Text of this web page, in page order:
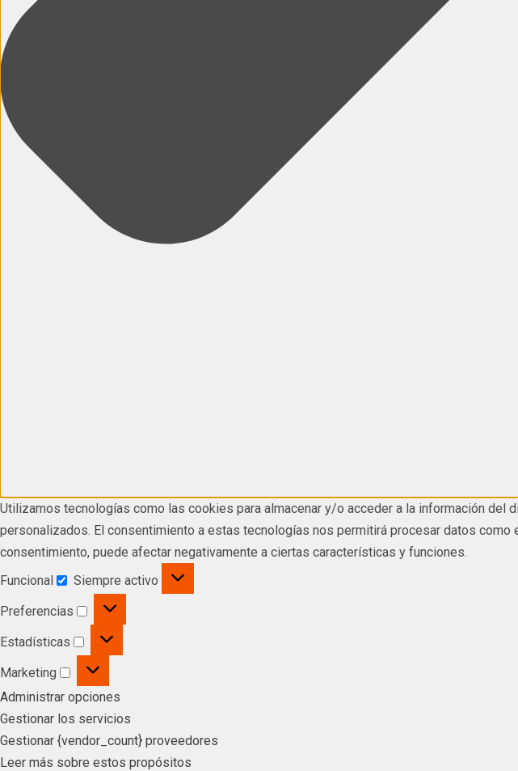
Utilizamos tecnologías como las cookies para almacenar y/o acceder a la información del
personalizados. El consentimiento a estas tecnologías nos permitirá procesar datos
consentimiento, puede afectar negativamente a ciertas características y funciones.
Funcional
Siempre activo
Preferencias
Estadísticas
Marketing
Administrar opciones
Gestionar los servicios
Gestionar {vendor_count} proveedores
Leer más sobre estos propósitos